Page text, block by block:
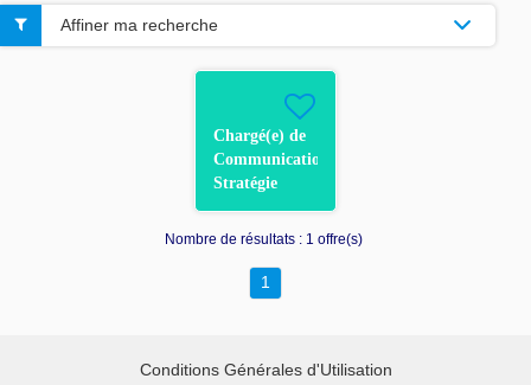
Chargé(e) de
Communication
Stratégie
CDD 18 mois
Affiner ma recherche
Nombre de résultats : 1 offre(s)
1
Conditions Générales d'Utilisation